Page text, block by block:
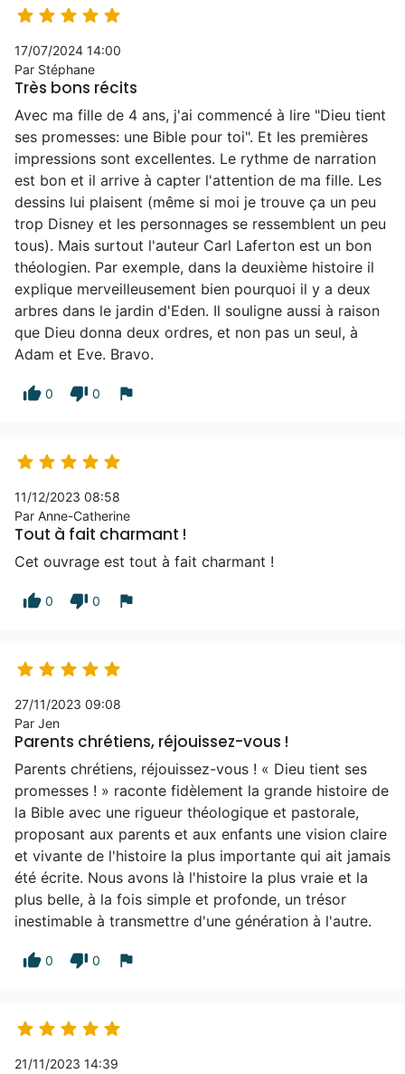
    
17/07/2024 14:00
Par Stéphane
Très bons récits
Avec ma fille de 4 ans, j'ai commencé à lire "Dieu tient
ses promesses: une Bible pour toi". Et les premières
impressions sont excellentes. Le rythme de narration
est bon et il arrive à capter l'attention de ma fille. Les
dessins lui plaisent (même si moi je trouve ça un peu
trop Disney et les personnages se ressemblent un peu
tous). Mais surtout l'auteur Carl Laferton est un bon
théologien. Par exemple, dans la deuxième histoire il
explique merveilleusement bien pourquoi il y a deux
arbres dans le jardin d'Eden. Il souligne aussi à raison
que Dieu donna deux ordres, et non pas un seul, à
Adam et Eve. Bravo.
thumb_up 0 thumb_down 0 flag
    
11/12/2023 08:58
Par Anne-Catherine
Tout à fait charmant !
Cet ouvrage est tout à fait charmant !
thumb_up 0 thumb_down 0 flag
    
27/11/2023 09:08
Par Jen
Parents chrétiens, réjouissez-vous !
Parents chrétiens, réjouissez-vous ! « Dieu tient ses
promesses ! » raconte fidèlement la grande histoire de
la Bible avec une rigueur théologique et pastorale,
proposant aux parents et aux enfants une vision claire
et vivante de l'histoire la plus importante qui ait jamais
été écrite. Nous avons là l'histoire la plus vraie et la
plus belle, à la fois simple et profonde, un trésor
inestimable à transmettre d'une génération à l'autre.
thumb_up 0 thumb_down 0 flag
    
21/11/2023 14:39